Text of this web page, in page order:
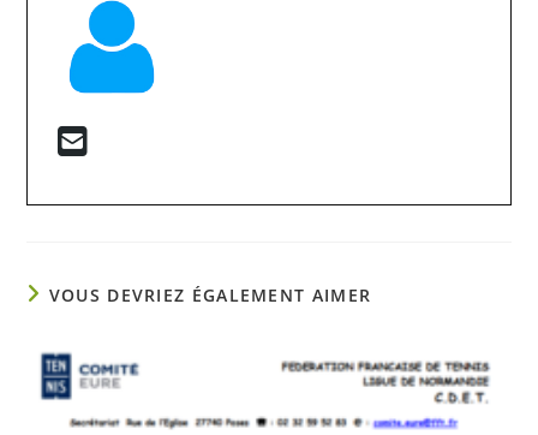
VOUS DEVRIEZ ÉGALEMENT AIMER